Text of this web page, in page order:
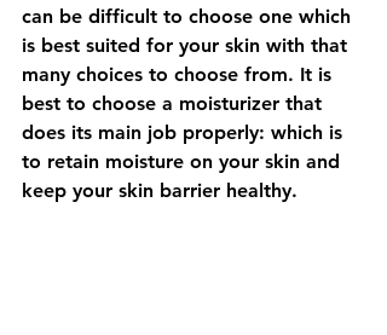
can be difficult to choose one which
is best suited for your skin with that
many choices to choose from. It is
best to choose a moisturizer that
does its main job properly: which is
to retain moisture on your skin and
keep your skin barrier healthy.